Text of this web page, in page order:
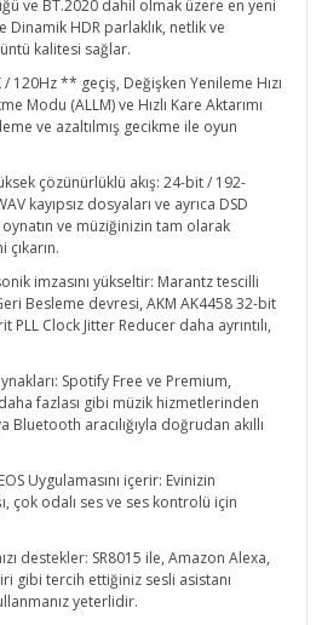
ve BT.2020 dahil olmak üzere en yeni
Dinamik HDR parlaklık, netlik ve
kalitesi sağlar.
120Hz ** geçiş, Değişken Yenileme Hızı
Modu (ALLM) ve Hızlı Kare Aktarımı
ve azaltılmış gecikme ile oyun
çözünürlüklü akış: 24-bit / 192-
kayıpsız dosyaları ve ayrıca DSD
ve müziğinizin tam olarak
imzasını yükseltir: Marantz tescilli
Besleme devresi, AKM AK4458 32-bit
Clock Jitter Reducer daha ayrıntılı,
Spotify Free ve Premium,
fazlası gibi müzik hizmetlerinden
Bluetooth aracılığıyla doğrudan akıllı
Uygulamasını içerir: Evinizin
çok odalı ses ve ses kontrolü için
destekler: SR8015 ile, Amazon Alexa,
gibi tercih ettiğiniz sesli asistanı
yeterlidir.